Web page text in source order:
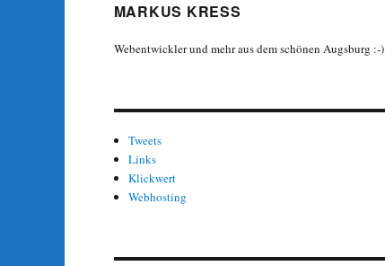
MARKUS KRESS
Webentwickler und mehr aus dem schönen Augsburg :-)
Tweets
Links
Klickwert
Webhosting